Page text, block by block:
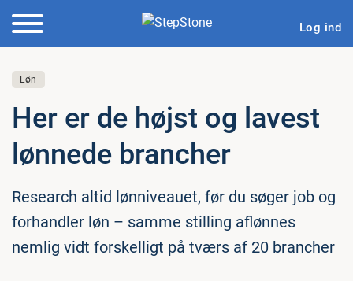
Log ind
Løn
Her er de højst og lavest
lønnede brancher
Research altid lønniveauet, før du søger job og
forhandler løn – samme stilling aflønnes
nemlig vidt forskelligt på tværs af 20 brancher